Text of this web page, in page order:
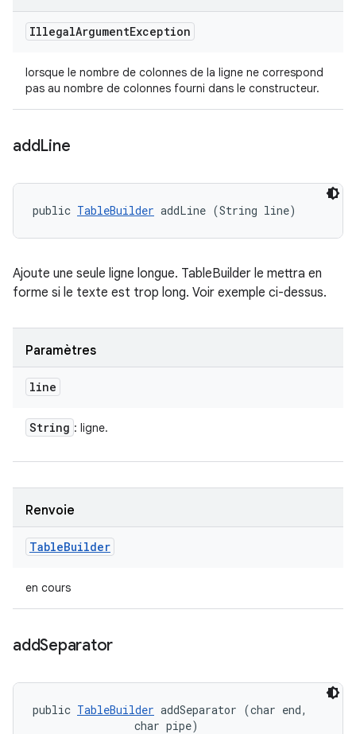
IllegalArgumentException
lorsque le nombre de colonnes de la ligne ne correspond
pas au nombre de colonnes fourni dans le constructeur.
addLine
public TableBuilder addLine (String line)
Ajoute une seule ligne longue. TableBuilder le mettra en
forme si le texte est trop long. Voir exemple ci-dessus.
Paramètres
line
String : ligne.
Renvoie
TableBuilder
en cours
addSeparator
public TableBuilder addSeparator (char end,
                char pipe)